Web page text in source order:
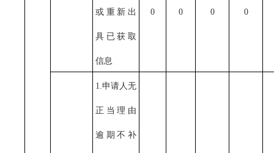
或重新出
具已获取
信息
0 0 0 0
1.申请人无
正当理由
逾期不补